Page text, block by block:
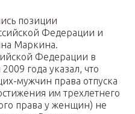
позиции
Федерации и
Маркина.
Федерации в
года указал, что
мужчин права отпуска
им трехлетнего
права у женщин) не